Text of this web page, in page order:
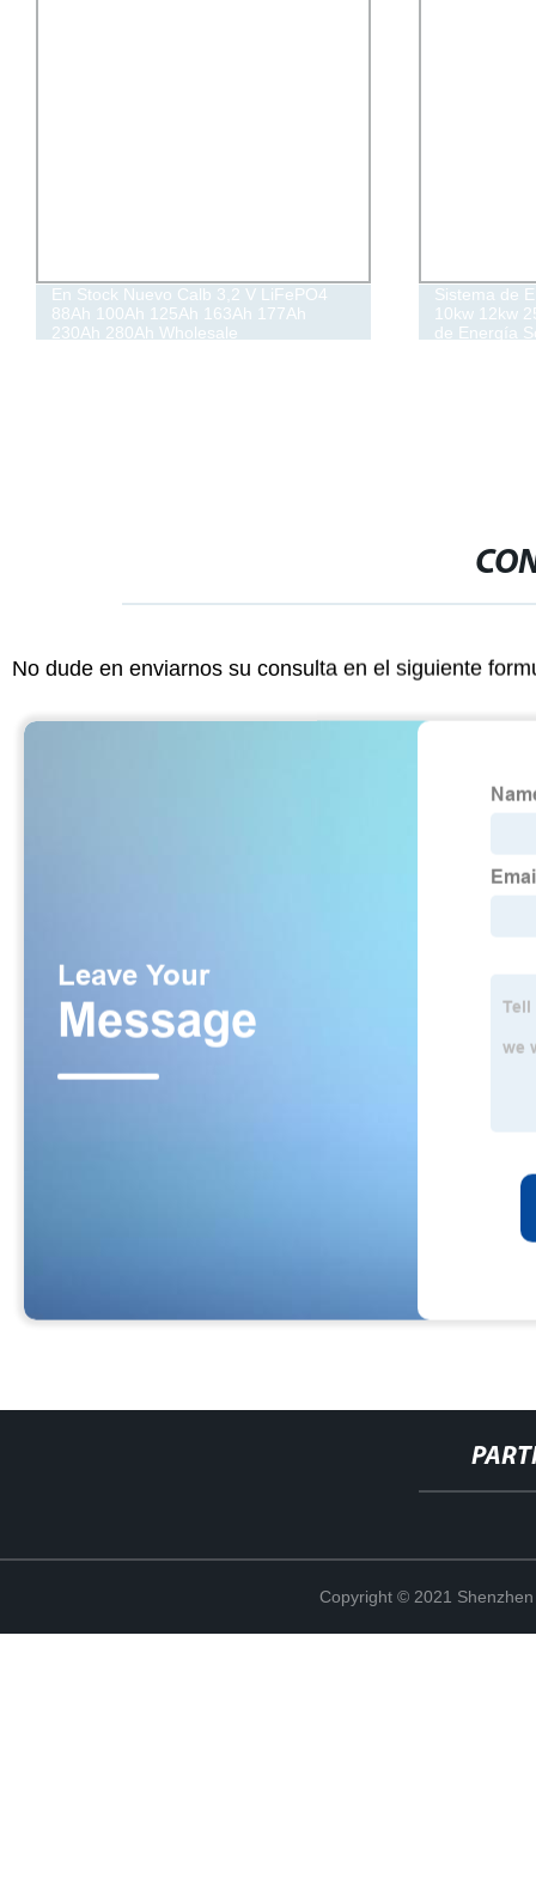
En Stock Nuevo Calb 3,2 V LiFePO4
88Ah 100Ah 125Ah 163Ah 177Ah
230Ah 280Ah Wholesale
Sistema de
10kw 12kw
de Energía
No dude en enviarnos su consulta en el siguiente
Copyright © 2021